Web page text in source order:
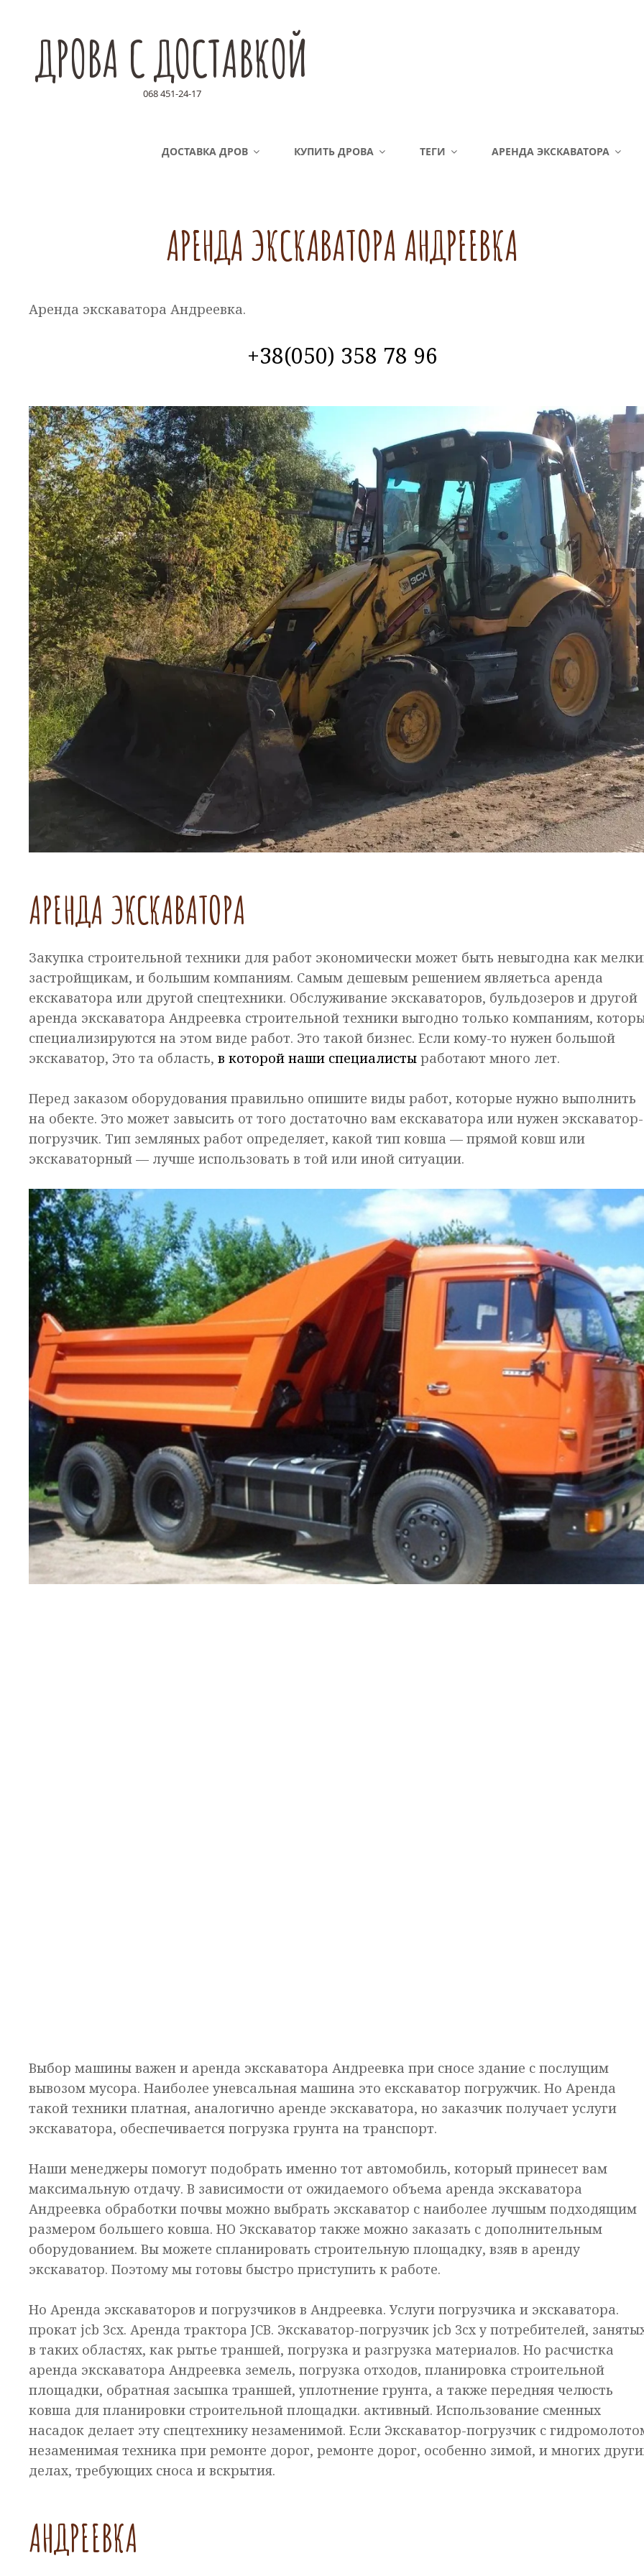
ДРОВА С ДОСТАВКОЙ
068 451-24-17
ДОСТАВКА ДРОВ КУПИТЬ ДРОВА ТЕГИ АРЕНДА ЭКСКАВАТОРА
АРЕНДА ЭКСКАВАТОРА АНДРЕЕВКА
Аренда экскаватора Андреевка.
+38(050) 358 78 96
АРЕНДА ЭКСКАВАТОРА
Закупка строительной техники для работ экономически может быть невыгодна как
застройщикам, и большим компаниям. Самым дешевым решением являетьса аренда
екскаватора или другой спецтехники. Обслуживание экскаваторов, бульдозеров и другой
аренда экскаватора Андреевка строительной техники выгодно только компаниям,
специализируются на этом виде работ. Это такой бизнес. Если кому-то нужен большой
экскаватор, Это та область, в которой наши специалисты работают много лет.
Перед заказом оборудования правильно опишите виды работ, которые нужно выполнить
на обекте. Это может завысить от того достаточно вам екскаватора или нужен экскаватор-
погрузчик. Тип земляных работ определяет, какой тип ковша — прямой ковш или
экскаваторный — лучше использовать в той или иной ситуации.
Выбор машины важен и аренда экскаватора Андреевка при сносе здание с послущим
вывозом мусора. Наиболее уневсальная машина это екскаватор погружчик. Но Аренда
такой техники платная, аналогично аренде экскаватора, но заказчик получает услуги
экскаватора, обеспечивается погрузка грунта на транспорт.
Наши менеджеры помогут подобрать именно тот автомобиль, который принесет вам
максимальную отдачу. В зависимости от ожидаемого объема аренда экскаватора
Андреевка обработки почвы можно выбрать экскаватор с наиболее лучшым подходящим
размером большего ковша. НО Экскаватор также можно заказать с дополнительным
оборудованием. Вы можете спланировать строительную площадку, взяв в аренду
экскаватор. Поэтому мы готовы быстро приступить к работе.
Но Аренда экскаваторов и погрузчиков в Андреевка. Услуги погрузчика и экскаватора.
прокат jcb 3cx. Аренда трактора JCB. Экскаватор-погрузчик jcb 3cx у потребителей,
в таких областях, как рытье траншей, погрузка и разгрузка материалов. Но расчистка
аренда экскаватора Андреевка земель, погрузка отходов, планировка строительной
площадки, обратная засыпка траншей, уплотнение грунта, а также передняя челюсть
ковша для планировки строительной площадки. активный. Использование сменных
насадок делает эту спецтехнику незаменимой. Если Экскаватор-погрузчик с
незаменимая техника при ремонте дорог, ремонте дорог, особенно зимой, и многих
делах, требующих сноса и вскрытия.
АНДРЕЕВКА